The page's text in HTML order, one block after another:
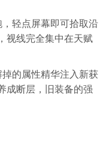
轻点屏幕即可拾取沿
视线完全集中在天赋
的属性精华注入新获
成断层，旧装备的强